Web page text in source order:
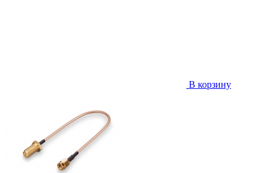
В корзину